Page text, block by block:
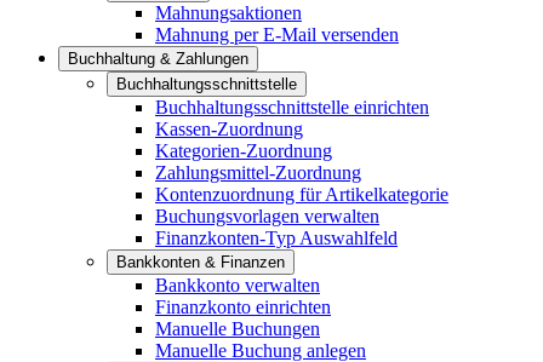
Mahnungsaktionen
Mahnung per E-Mail versenden
Buchhaltung & Zahlungen
Buchhaltungsschnittstelle
Buchhaltungsschnittstelle einrichten
Kassen-Zuordnung
Kategorien-Zuordnung
Zahlungsmittel-Zuordnung
Kontenzuordnung für Artikelkategorie
Buchungsvorlagen verwalten
Finanzkonten-Typ Auswahlfeld
Bankkonten & Finanzen
Bankkonto verwalten
Finanzkonto einrichten
Manuelle Buchungen
Manuelle Buchung anlegen